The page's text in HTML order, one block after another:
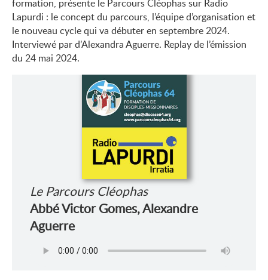
formation, présente le Parcours Cléophas sur Radio
Lapurdi : le concept du parcours, l’équipe d’organisation et
le nouveau cycle qui va débuter en septembre 2024.
Interviewé par d’Alexandra Aguerre. Replay de l’émission
du 24 mai 2024.
Le Parcours Cléophas
Abbé Victor Gomes, Alexandre
Aguerre